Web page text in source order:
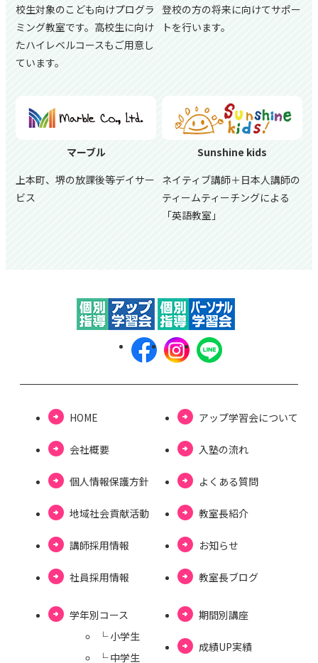
校生対象のこども向けプログラ
ミング教室です。高校生に向け
たハイレベルコースもご用意し
ています。
登校の方の将来に向けてサポー
トを行います。
マーブル
上本町、堺の放課後等デイサー
ビス
Sunshine kids
ネイティブ講師＋日本人講師の
ティームティーチングによる
「英語教室」
HOME
会社概要
個⼈情報保護⽅針
地域社会貢献活動
講師採用情報
社員採用情報
アップ学習会について
⼊塾の流れ
よくある質問
教室長紹介
お知らせ
教室⻑ブログ
学年別コース
└ ⼩学⽣
└ 中学⽣
期間別講座
成績UP実績